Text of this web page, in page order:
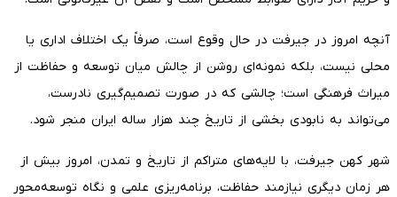
آنچه امروز در جیرفت در حال وقوع است، صرفاً یک اختلاف اداری یا
محلی نیست، بلکه نمونه‌ای روشن از چالش میان توسعه و حفاظت از
میراث فرهنگی است؛ چالشی که در صورت تصمیم‌گیری نادرست،
می‌تواند به نابودی بخشی از تاریخ چند هزار ساله ایران منجر شود.
شهر کهن جیرفت، با لایه‌های متراکم از تاریخ و تمدن، امروز بیش از
هر زمان دیگری نیازمند حفاظت، برنامه‌ریزی علمی و نگاه توسعه‌محور